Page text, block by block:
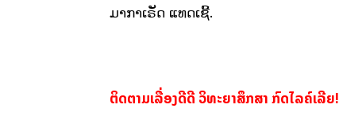
ມາກາເຣັດ ແທດເຊີ້.
ຕິດຕາມເລື່ອງດີດີ ວິທະຍາສຶກສາ ກົດໄລຄ໌ເລີຍ!